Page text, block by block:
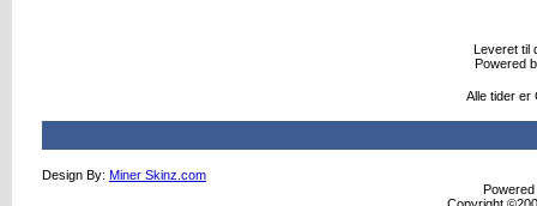
Leveret til
Powered
Alle tider er
Design By: Miner Skinz.com